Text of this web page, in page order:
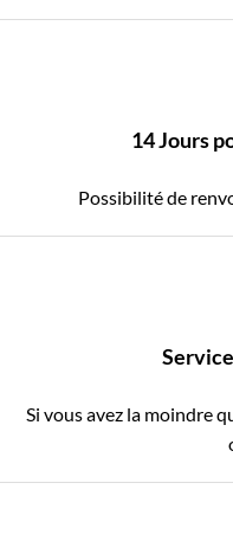
14 Jours
Possibilité de
Si vous avez la moindre